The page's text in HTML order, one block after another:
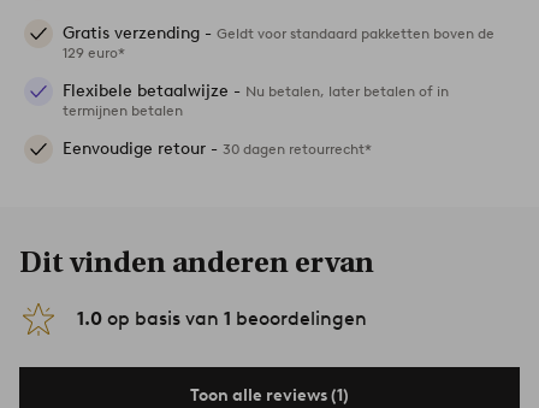
Gratis verzending - Geldt voor standaard pakketten boven de
129 euro*
Flexibele betaalwijze - Nu betalen, later betalen of in
termijnen betalen
Eenvoudige retour - 30 dagen retourrecht*
Dit vinden anderen ervan
1.0 op basis van 1 beoordelingen
Toon alle reviews (1)